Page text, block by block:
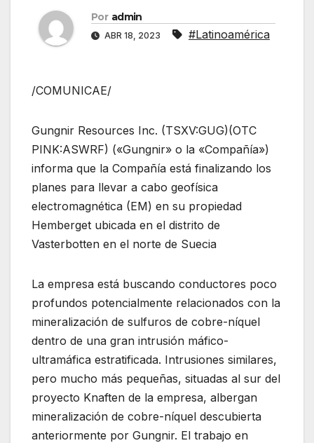
Por admin
ABR 18, 2023 #Latinoamérica
/COMUNICAE/
Gungnir Resources Inc. (TSXV:GUG)(OTC
PINK:ASWRF) («Gungnir» o la «Compañía»)
informa que la Compañía está finalizando los
planes para llevar a cabo geofísica
electromagnética (EM) en su propiedad
Hemberget ubicada en el distrito de
Vasterbotten en el norte de Suecia
La empresa está buscando conductores poco
profundos potencialmente relacionados con la
mineralización de sulfuros de cobre-níquel
dentro de una gran intrusión máfico-
ultramáfica estratificada. Intrusiones similares,
pero mucho más pequeñas, situadas al sur del
proyecto Knaften de la empresa, albergan
mineralización de cobre-níquel descubierta
anteriormente por Gungnir. El trabajo en